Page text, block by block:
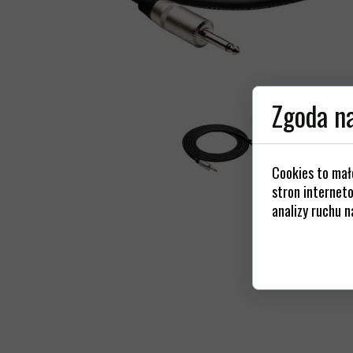
Zgoda
Cookies to
stron
analizy ruchu